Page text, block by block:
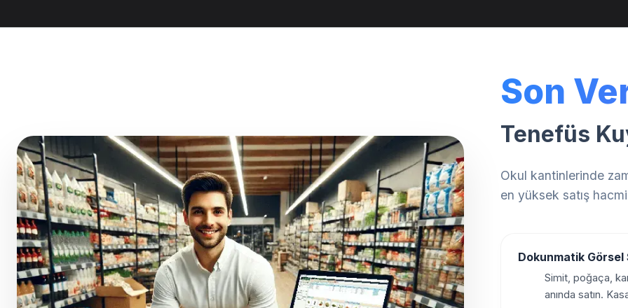
Son
Tenefüs
Okul kantinlerinde
en yüksek satış
Dokunmatik Görsel
Simit, poğaça,
anında satın.